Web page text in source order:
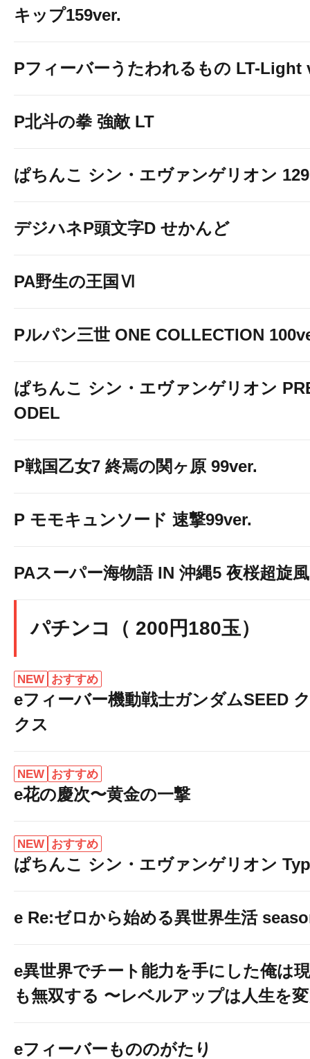
キップ159ver.
Pフィーバーうたわれるもの LT-Light
P北斗の拳 強敵 LT
ぱちんこ シン・エヴァンゲリオン
デジハネP頭文字D せかんど
PA野生の王国Ⅵ
Pルパン三世 ONE COLLECTION
ぱちんこ シン・エヴァンゲリオン
ODEL
P戦国乙女7 終焉の関ヶ原 99ver.
P モモキュンソード 速撃99ver.
PAスーパー海物語 IN 沖縄5 夜桜超旋
パチンコ（ 200円180玉）
NEW おすすめ
eフィーバー機動戦士ガンダムSEED
クス
NEW おすすめ
e花の慶次〜黄金の一撃
NEW おすすめ
ぱちんこ シン・エヴァンゲリオン
e Re:ゼロから始める異世界生活
e異世界でチート能力を手にした俺は
も無双する 〜レベルアップは人生を
eフィーバーもののがたり